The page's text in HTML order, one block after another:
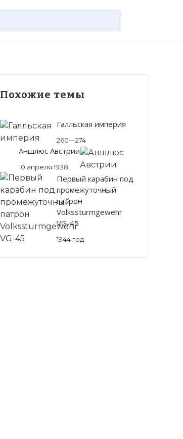
Похожие темы
Галльская империя
260—274
Аншлюс Австрии
10 апреля 1938
Первый карабин под
промежуточный
патрон
Volkssturmgewehr
VG-45
1944 год